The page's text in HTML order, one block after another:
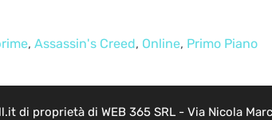
, Assassin's Creed, Online, Primo Piano
di proprietà di WEB 365 SRL - Via Nicola